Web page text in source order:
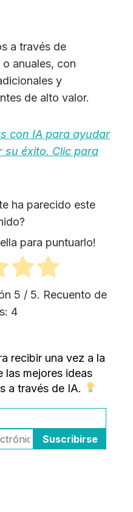
a través de
anuales, con
y
de alto valor.
con IA para ayudar
su éxito. Clic para
ha parecido este
para puntuarlo!
5 / 5. Recuento de
4
recibir una vez a la
las mejores ideas
a través de IA.